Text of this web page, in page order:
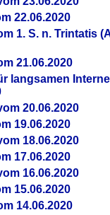
22.06.2020
1. S. n. Trintatis
21.06.2020
langsamen
20.06.2020
19.06.2020
18.06.2020
17.06.2020
16.06.2020
15.06.2020
14.06.2020